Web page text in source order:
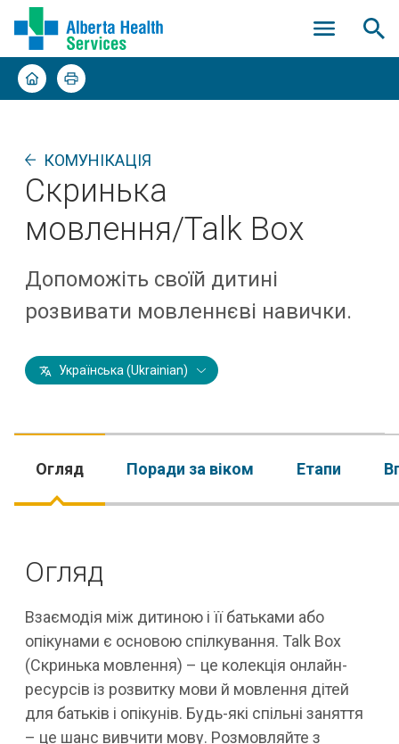
КОМУНІКАЦІЯ
Скринька
мовлення/Talk Box
Допоможіть своїй дитині
розвивати мовленнєві навички.
Українська (Ukrainian)
Огляд Поради за віком Етапи
Огляд
Взаємодія між дитиною і її батьками або
опікунами є основою спілкування. Talk Box
(Скринька мовлення) – це колекція онлайн-
ресурсів із розвитку мови й мовлення дітей
для батьків і опікунів. Будь-які спільні заняття
– це шанс вивчити мову. Розмовляйте з